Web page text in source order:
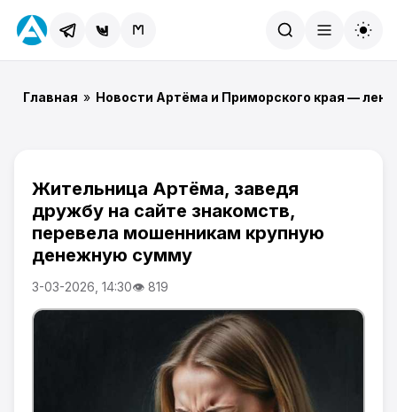
Главная » Новости Артёма и Приморского края —
Жительница Артёма, заведя
дружбу на сайте знакомств,
перевела мошенникам крупную
денежную сумму
3-03-2026, 14:30👁 819